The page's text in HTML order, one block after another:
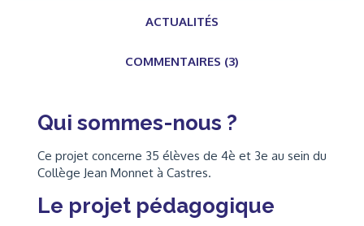
ACTUALITÉS
COMMENTAIRES (3)
Qui sommes-nous ?
Ce projet concerne 35 élèves de 4è et 3e au sein du
Collège Jean Monnet à Castres.
Le projet pédagogique